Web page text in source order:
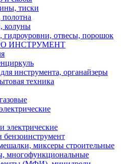
тиски
полотна
колуны
гидроуровни, отвесы, порошок
ИНСТРУМЕНТ
инструмента, органайзеры
техника
электрические
бензоинструмент
миксеры строительные
многофункциональные